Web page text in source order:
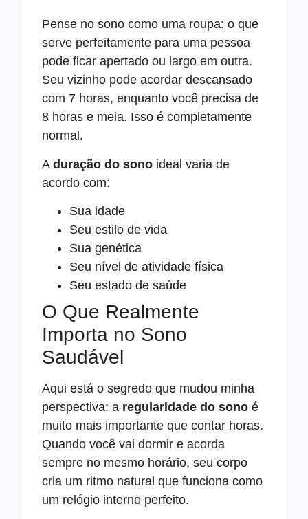
Pense no sono como uma roupa: o que
serve perfeitamente para uma pessoa
pode ficar apertado ou largo em outra.
Seu vizinho pode acordar descansado
com 7 horas, enquanto você precisa de
8 horas e meia. Isso é completamente
normal.
A duração do sono ideal varia de
acordo com:
Sua idade
Seu estilo de vida
Sua genética
Seu nível de atividade física
Seu estado de saúde
O Que Realmente
Importa no Sono
Saudável
Aqui está o segredo que mudou minha
perspectiva: a regularidade do sono é
muito mais importante que contar horas.
Quando você vai dormir e acorda
sempre no mesmo horário, seu corpo
cria um ritmo natural que funciona como
um relógio interno perfeito.